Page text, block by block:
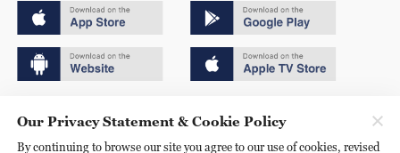
京ICP备20000184号
Our Privacy Statement & Cookie Policy
By continuing to browse our site you agree to our use of cookies, revised